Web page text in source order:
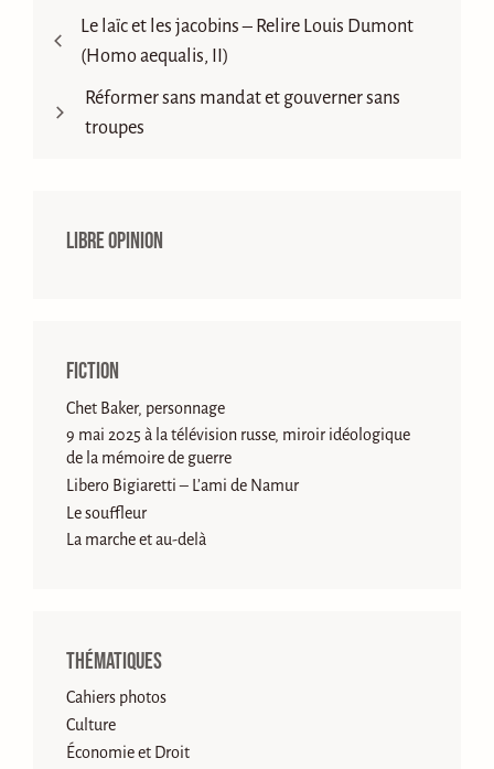
Le laïc et les jacobins – Relire Louis Dumont
(Homo aequalis, II)
Réformer sans mandat et gouverner sans
troupes
Libre opinion
Fiction
Chet Baker, personnage
9 mai 2025 à la télévision russe, miroir idéologique
de la mémoire de guerre
Libero Bigiaretti – L’ami de Namur
Le souffleur
La marche et au-delà
Thématiques
Cahiers photos
Culture
Économie et Droit